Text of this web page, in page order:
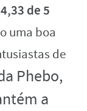
de 5
uma boa
de
Phebo,
a